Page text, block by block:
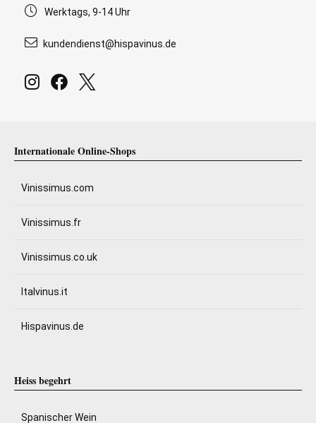
Werktags, 9-14 Uhr
kundendienst@hispavinus.de
Internationale Online-Shops
Vinissimus.com
Vinissimus.fr
Vinissimus.co.uk
Italvinus.it
Hispavinus.de
Heiss begehrt
Spanischer Wein